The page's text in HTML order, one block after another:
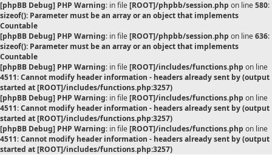
[phpBB Debug] PHP Warning: in file[ROOT]/phpbb/session.php on line580:
sizeof(): Parameter must be an array or an object that implements
Countable
[phpBB Debug] PHP Warning: in file[ROOT]/phpbb/session.php on line636:
sizeof(): Parameter must be an array or an object that implements
Countable
[phpBB Debug] PHP Warning: in file[ROOT]/includes/functions.php on line
4511:Cannot modify header information - headers already sent by (output
started at [ROOT]/includes/functions.php:3257)
[phpBB Debug] PHP Warning: in file[ROOT]/includes/functions.php on line
4511:Cannot modify header information - headers already sent by (output
started at [ROOT]/includes/functions.php:3257)
[phpBB Debug] PHP Warning: in file[ROOT]/includes/functions.php on line
4511:Cannot modify header information - headers already sent by (output
started at [ROOT]/includes/functions.php:3257)